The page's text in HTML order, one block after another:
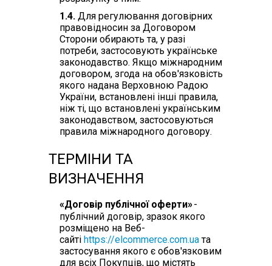
1.4. Для регулювання договірних
правовідносин за Договором
Сторони обирають та, у разі
потреби, застосовують українське
законодавство. Якщо міжнародним
договором, згода на обов'язковість
якого надана Верховною Радою
України, встановлені інші правила,
ніж ті, що встановлені українським
законодавством, застосовуються
правила міжнародного договору.
ТЕРМІНИ ТА
ВИЗНАЧЕННЯ
«Договір публічної оферти»-
публічний договір, зразок якого
розміщено на Веб-
сайті https://elcommerce.com.uaта
застосування якого є обов'язковим
для всіх Покупців, що містять